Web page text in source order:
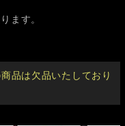
ます。
品は欠品いたしており